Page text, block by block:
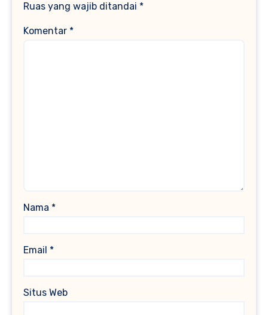
Ruas yang wajib ditandai *
Komentar *
Nama *
Email *
Situs Web